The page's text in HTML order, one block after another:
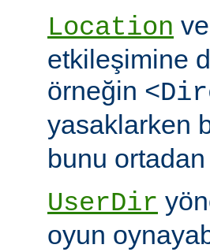
Location ve
etkileşimine
örneğin
yasaklarken
bunu ortadan
UserDir
oyun